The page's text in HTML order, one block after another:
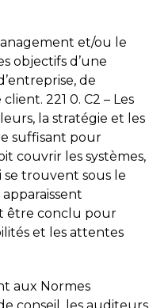
et/ou le
objectifs d’une
de
221 0. C2 – Les
la stratégie et les
suffisant pour
couvrir les systèmes,
se trouvent sous le
être conclu pour
et les attentes
aux Normes